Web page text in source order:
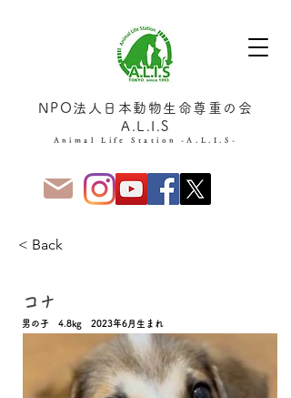
NPO法人日本動物生命尊重の会
A.L.I.S
Animal Life Station -A.L.I.S-
< Back
コナ
男の子 4.8kg 2023年6月生まれ